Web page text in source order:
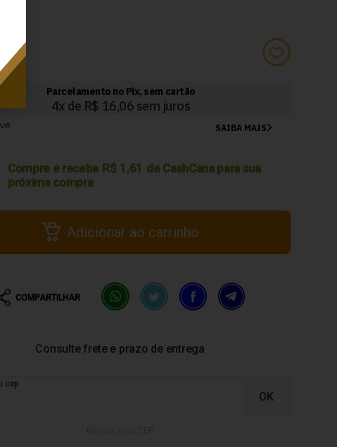
Compre e receba R$ 1,61 de CashCana para sua
próxima compra
Adicionar ao carrinho
COMPARTILHAR